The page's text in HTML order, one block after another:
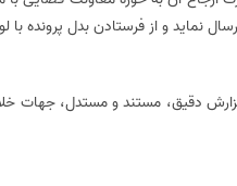
نماید و از فرستادن بدل پرونده با
دقیق‌‌‌‌، مستند و مستدل، جهات